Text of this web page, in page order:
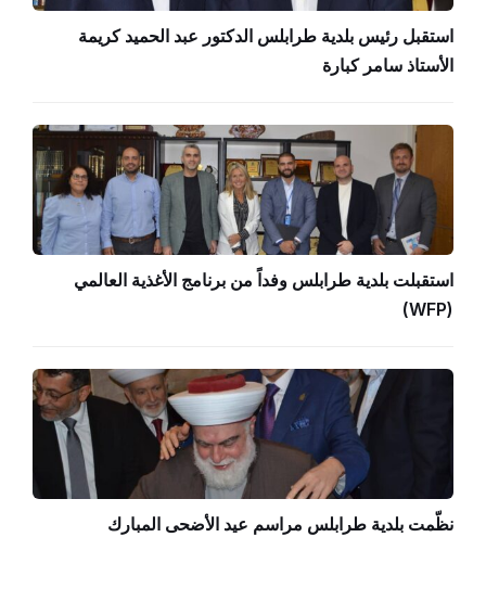
استقبل رئيس بلدية طرابلس الدكتور عبد الحميد كريمة
الأستاذ سامر كبارة
استقبلت بلدية طرابلس وفداً من برنامج الأغذية العالمي
(WFP)
نظّمت بلدية طرابلس مراسم عيد الأضحى المبارك